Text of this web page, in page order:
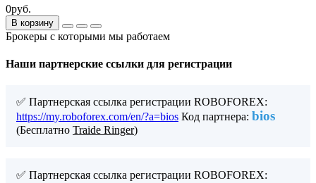
0руб.
В корзину
Брокеры с которыми мы работаем
Наши партнерские ссылки для регистрации
✅ Партнерская ссылка регистрации ROBOFOREX:
https://my.roboforex.com/en/?a=bios Код партнера: bios
(Бесплатно Traide Ringer)
✅ Партнерская ссылка регистрации ROBOFOREX: